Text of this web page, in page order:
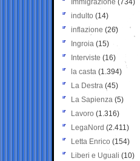
Immigrazione (734)
indulto (14)
inflazione (26)
Ingroia (15)
Interviste (16)
la casta (1.394)
La Destra (45)
La Sapienza (5)
Lavoro (1.316)
LegaNord (2.411)
Letta Enrico (154)
Liberi e Uguali (10)